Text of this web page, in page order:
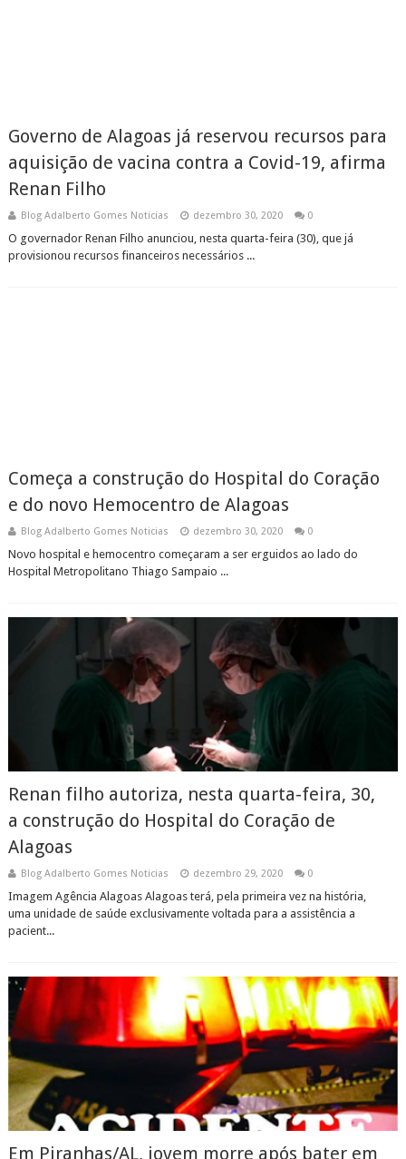
Governo de Alagoas já reservou recursos para
aquisição de vacina contra a Covid-19, afirma
Renan Filho
Blog Adalberto Gomes Noticias dezembro 30, 2020 0
O governador Renan Filho anunciou, nesta quarta-feira (30), que já
provisionou recursos financeiros necessários ...
Começa a construção do Hospital do Coração
e do novo Hemocentro de Alagoas
Blog Adalberto Gomes Noticias dezembro 30, 2020 0
Novo hospital e hemocentro começaram a ser erguidos ao lado do
Hospital Metropolitano Thiago Sampaio ...
Renan filho autoriza, nesta quarta-feira, 30,
a construção do Hospital do Coração de
Alagoas
Blog Adalberto Gomes Noticias dezembro 29, 2020 0
Imagem Agência Alagoas Alagoas terá, pela primeira vez na história,
uma unidade de saúde exclusivamente voltada para a assistência a
pacient...
Em Piranhas/AL, jovem morre após bater em